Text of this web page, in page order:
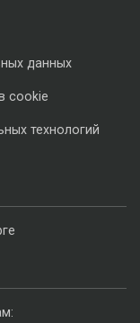
данных
cookie
технологий